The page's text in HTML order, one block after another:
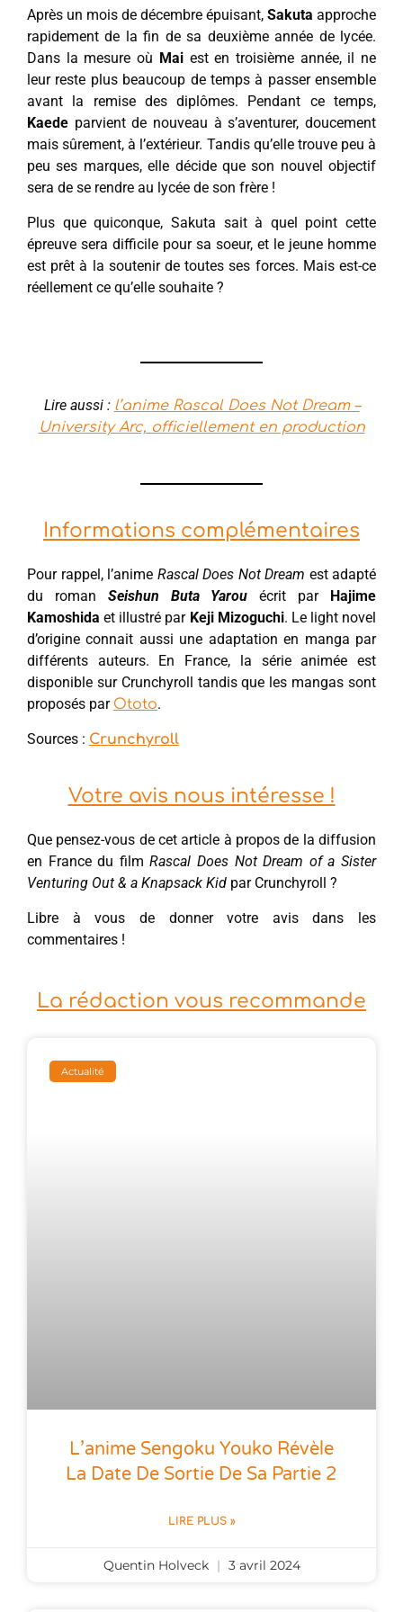
Après un mois de décembre épuisant, Sakuta approche
rapidement de la fin de sa deuxième année de lycée.
Dans la mesure où Maiest en troisième année, il ne
leur reste plus beaucoup de temps à passer ensemble
avant la remise des diplômes. Pendant ce temps,
Kaede parvient de nouveau à s’aventurer, doucement
mais sûrement, à l’extérieur. Tandis qu’elle trouve peu à
peu ses marques, elle décide que son nouvel objectif
sera de se rendre au lycée de son frère !
Plus que quiconque, Sakuta sait à quel point cette
épreuve sera difficile pour sa soeur, et le jeune homme
est prêt à la soutenir de toutes ses forces. Mais est-ce
réellement ce qu’elle souhaite ?
Lire aussi : l’anime Rascal Does Not Dream –
University Arc, officiellement en production
Informations complémentaires
Pour rappel, l’anime Rascal Does Not Dream est adapté
du roman Seishun Buta Yarou écrit par
Hajime
Kamoshida et illustré par Keji Mizoguchi. Le light novel
d’origine connait aussi une adaptation en manga par
différents auteurs. En France, la série animée est
disponible sur Crunchyroll tandis que les mangas sont
proposés par Ototo.
Sources : Crunchyroll
Votre avis nous intéresse !
Que pensez-vous de cet article à propos de la diffusion
en France du filmRascal Does Not Dream of a Sister
Venturing Out & a Knapsack Kid par Crunchyroll ?
Libre à vous de donner votre avis dans les
commentaires !
La rédaction vous recommande
Actualité
L’anime Sengoku Youko Révèle
La Date De Sortie De Sa Partie 2
LIRE PLUS »
Quentin Holveck 3 avril 2024